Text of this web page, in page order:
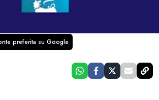
preferita su Google